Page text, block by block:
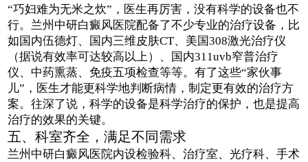
“巧妇难为无米之炊”，医生再厉害，没有科学的设备也不
行。兰州中研白癜风医院配备了不少专业的治疗设备，比
如国内伍德灯、国内三维皮肤CT、美国308激光治疗仪
（据说有效率可达较高以上）、国内311uvb窄普治疗
仪、中药熏蒸、免疫五项检查等等。有了这些“家伙事
儿”，医生才能更科学地判断病情，制定更有效的治疗方
案。往深了说，科学的设备是科学治疗的保护，也是提高
治疗的效果的关键。
五、科室齐全，满足不同需求
兰州中研白癜风医院内设检验科、治疗室、光疗科、手术